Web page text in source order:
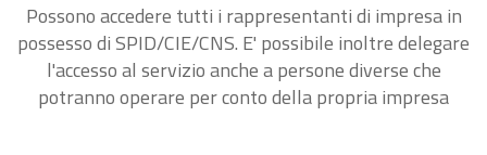
Possono accedere tutti i rappresentanti di impresa in
possesso di SPID/CIE/CNS. E' possibile inoltre delegare
l'accesso al servizio anche a persone diverse che
potranno operare per conto della propria impresa